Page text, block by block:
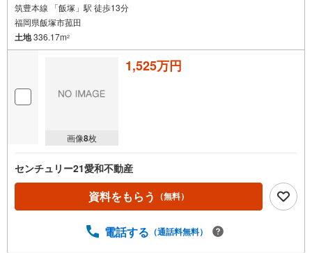
筑豊本線 「飯塚」駅 徒歩13分
福岡県飯塚市菰田
土地336.17m2
画像8枚
1,525万円
センチュリー21愛和不動産
資料をもらう （無料）
電話する （通話料無料）